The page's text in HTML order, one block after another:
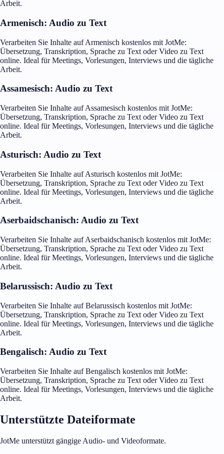
Arbeit.
Armenisch: Audio zu Text
Verarbeiten Sie Inhalte auf Armenisch kostenlos mit JotMe:
Übersetzung, Transkription, Sprache zu Text oder Video zu Text
online. Ideal für Meetings, Vorlesungen, Interviews und die tägliche
Arbeit.
Assamesisch: Audio zu Text
Verarbeiten Sie Inhalte auf Assamesisch kostenlos mit JotMe:
Übersetzung, Transkription, Sprache zu Text oder Video zu Text
online. Ideal für Meetings, Vorlesungen, Interviews und die tägliche
Arbeit.
Asturisch: Audio zu Text
Verarbeiten Sie Inhalte auf Asturisch kostenlos mit JotMe:
Übersetzung, Transkription, Sprache zu Text oder Video zu Text
online. Ideal für Meetings, Vorlesungen, Interviews und die tägliche
Arbeit.
Aserbaidschanisch: Audio zu Text
Verarbeiten Sie Inhalte auf Aserbaidschanisch kostenlos mit JotMe:
Übersetzung, Transkription, Sprache zu Text oder Video zu Text
online. Ideal für Meetings, Vorlesungen, Interviews und die tägliche
Arbeit.
Belarussisch: Audio zu Text
Verarbeiten Sie Inhalte auf Belarussisch kostenlos mit JotMe:
Übersetzung, Transkription, Sprache zu Text oder Video zu Text
online. Ideal für Meetings, Vorlesungen, Interviews und die tägliche
Arbeit.
Bengalisch: Audio zu Text
Verarbeiten Sie Inhalte auf Bengalisch kostenlos mit JotMe:
Übersetzung, Transkription, Sprache zu Text oder Video zu Text
online. Ideal für Meetings, Vorlesungen, Interviews und die tägliche
Arbeit.
Unterstützte Dateiformate
JotMe unterstützt gängige Audio- und Videoformate.